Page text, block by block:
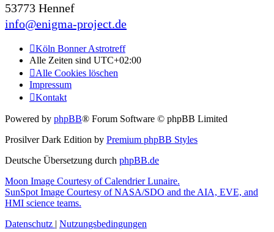
53773 Hennef
info@enigma-project.de
Köln Bonner Astrotreff
Alle Zeiten sind UTC+02:00
Alle Cookies löschen
Impressum
Kontakt
Powered by phpBB® Forum Software © phpBB Limited
Prosilver Dark Edition by Premium phpBB Styles
Deutsche Übersetzung durch phpBB.de
Moon Image Courtesy of Calendrier Lunaire.
SunSpot Image Courtesy of NASA/SDO and the AIA, EVE, and
HMI science teams.
Datenschutz | Nutzungsbedingungen